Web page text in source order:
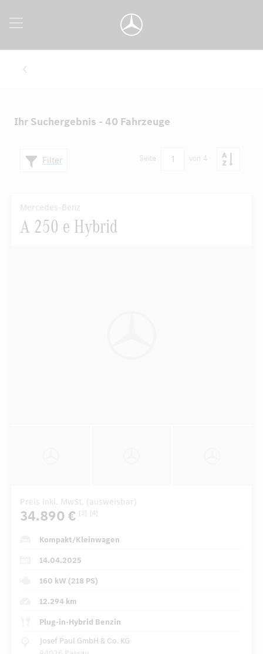
Ihr Suchergebnis - 40 Fahrzeuge
Filter Seite 1 von 4
Mercedes-Benz
A 250 e Hybrid
Preis inkl. MwSt. (ausweisbar)
34.890 € [3] [4]
Kompakt/Kleinwagen
14.04.2025
160 kW (218 PS)
12.294 km
Plug-in-Hybrid Benzin
Josef Paul GmbH & Co. KG